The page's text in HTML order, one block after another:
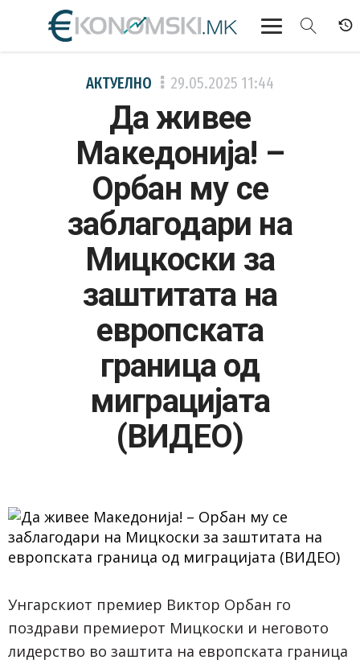
АКТУЕЛНО
ЕКОНОМИЈА
ФИНАНСИИ
БАНКАРСТВО
ЖИВОТ
АКТУЕЛНО 29.05.2025 11:44
Да живее
Македонија! –
Орбан му се
заблагодари на
Мицкоски за
заштитата на
европската
граница од
миграцијата
(ВИДЕО)
Унгарскиот премиер Виктор Орбан го
поздрави премиерот Мицкоски и неговото
лидерство во заштита на европската граница